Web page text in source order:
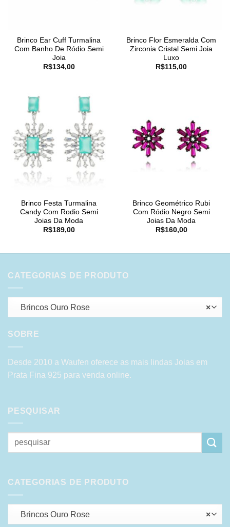
Brinco Ear Cuff Turmalina
Com Banho De Ródio Semi
Joia
R$134,00
Brinco Flor Esmeralda Com
Zirconia Cristal Semi Joia
Luxo
R$115,00
Brinco Festa Turmalina
Candy Com Rodio Semi
Joias Da Moda
R$189,00
Brinco Geométrico Rubi
Com Ródio Negro Semi
Joias Da Moda
R$160,00
CATEGORIAS DE PRODUTO
×
Brincos Ouro Rose
SOBRE
Desde 2010 a Waufen oferece as mais lindas Joias em
Prata Fina 925 para venda online.
PESQUISAR
Pesquisar
por:
CATEGORIAS DE PRODUTO
×
Brincos Ouro Rose